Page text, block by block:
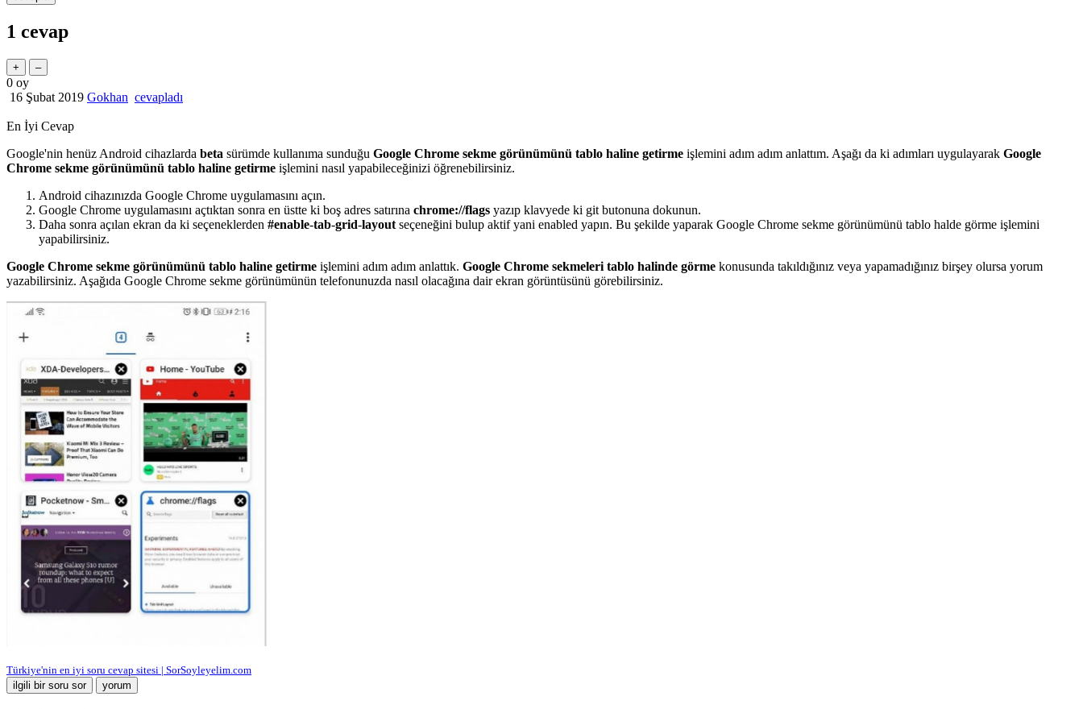
1 cevap
0 oy
16 Şubat 2019 Gokhan cevapladı
En İyi Cevap
Google'nin henüz Android cihazlarda beta sürümde kullanıma sunduğu Google Chrome sekme görünümünü tablo haline getirme işlemini adım adım anlattım. Aşağı da ki adımları uygulayarak Google
Chrome sekme görünümünü tablo haline getirme işlemini nasıl yapabileceğinizi öğrenebilirsiniz.
Android cihazınızda Google Chrome uygulamasını açın.
Google Chrome uygulamasını açtıktan sonra en üstte ki boş adres satırına chrome://flags yazıp klavyede ki git butonuna dokunun.
Daha sonra açılan ekran da ki seçeneklerden #enable-tab-grid-layout seçeneğini bulup aktif yani enabled yapın. Bu şekilde yaparak Google Chrome sekme görünümünü tablo halde görme işlemini
yapabilirsiniz.
Google Chrome sekme görünümünü tablo haline getirme işlemini adım adım anlattık. Google Chrome sekmeleri tablo halinde görme konusunda takıldığınız veya yapamadığınız birşey olursa yorum
yazabilirsiniz. Aşağıda Google Chrome sekme görünümünün telefonunuzda nasıl olacağına dair ekran görüntüsünü görebilirsiniz.
Türkiye'nin en iyi soru cevap sitesi | SorSoyleyelim.com